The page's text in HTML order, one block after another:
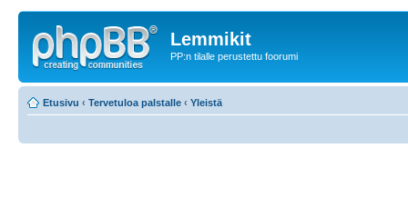
Lemmikit
PP:n tilalle perustettu foorumi
Etusivu ‹ Tervetuloa palstalle ‹ Yleistä